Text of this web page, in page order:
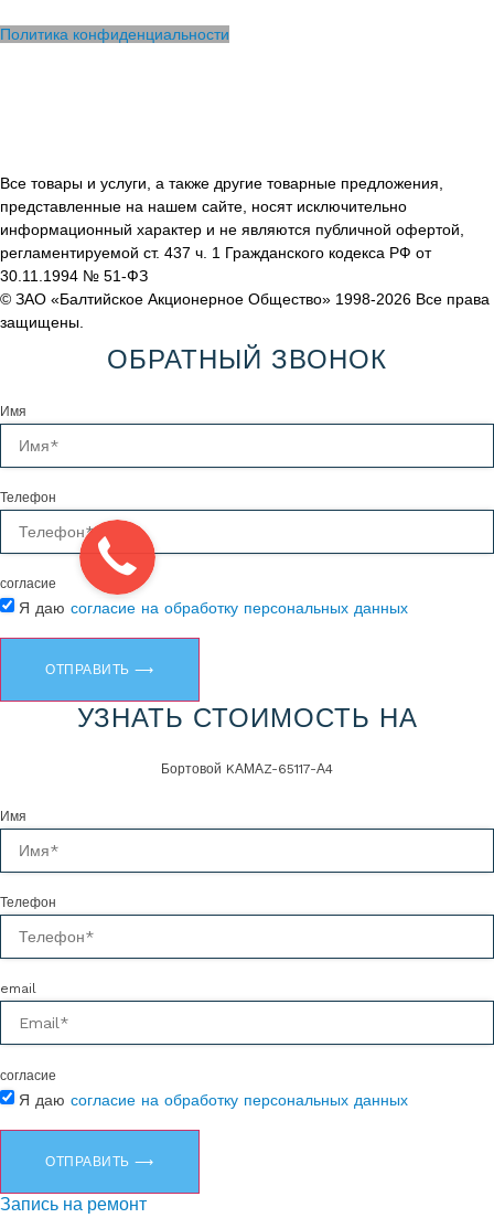
Политика конфиденциальности
Все товары и услуги, а также другие товарные предложения,
представленные на нашем сайте, носят исключительно
информационный характер и не являются публичной офертой,
регламентируемой ст. 437 ч. 1 Гражданского кодекса РФ от
30.11.1994 № 51-ФЗ
© ЗАО «Балтийское Акционерное Общество» 1998-2026 Все права
защищены.
ОБРАТНЫЙ ЗВОНОК
Имя
Телефон
согласие
Я даю согласие на обработку персональных данных
ОТПРАВИТЬ ⟶
УЗНАТЬ СТОИМОСТЬ НА
Бортовой KАМАZ-65117-А4
Имя
Телефон
email
согласие
Я даю согласие на обработку персональных данных
ОТПРАВИТЬ ⟶
Запись на ремонт